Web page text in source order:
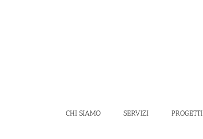
CHI SIAMO SERVIZI PROGETTI